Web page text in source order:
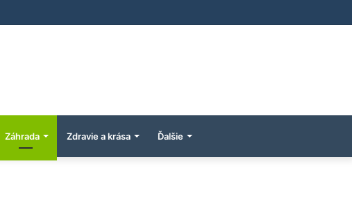
Záhrada Zdravie a krása Ďalšie